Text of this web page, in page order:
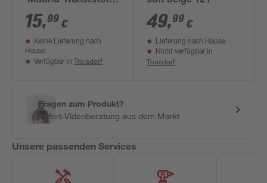
weiß 23 x 50 cm, 3
Passpartous
15,99 €
Keine Lieferung nach
Hause
Verfügbar in Troisdorf
49,99 €
Lieferung nach Hause
Nicht verfügbar in
Troisdorf
Fragen zum Produkt?
Sofort-Videoberatung aus dem Markt
Unsere passenden Services